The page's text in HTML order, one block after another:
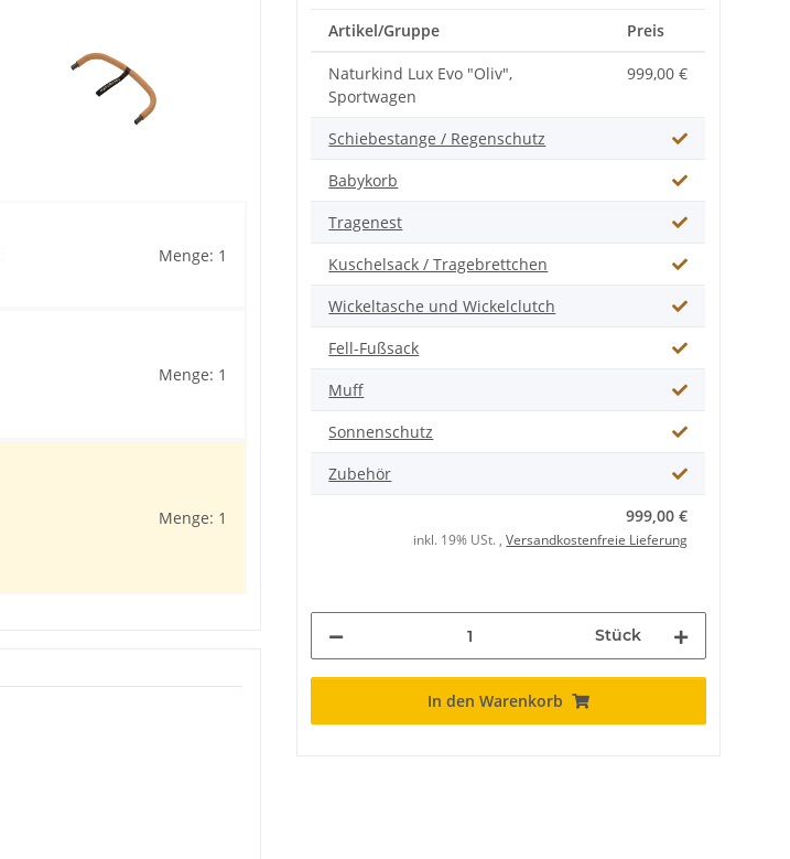
Menge: 1
Menge: 1
Menge: 1
Artikel/Gruppe Preis
Naturkind Lux Evo "Oliv",
Sportwagen
999,00 €
Schiebestange / Regenschutz
Babykorb
Tragenest
Kuschelsack / Tragebrettchen
Wickeltasche und Wickelclutch
Fell-Fußsack
Muff
Sonnenschutz
Zubehör
999,00 €
inkl. 19% USt. ,Versandkostenfreie Lieferung
Stück
In den Warenkorb